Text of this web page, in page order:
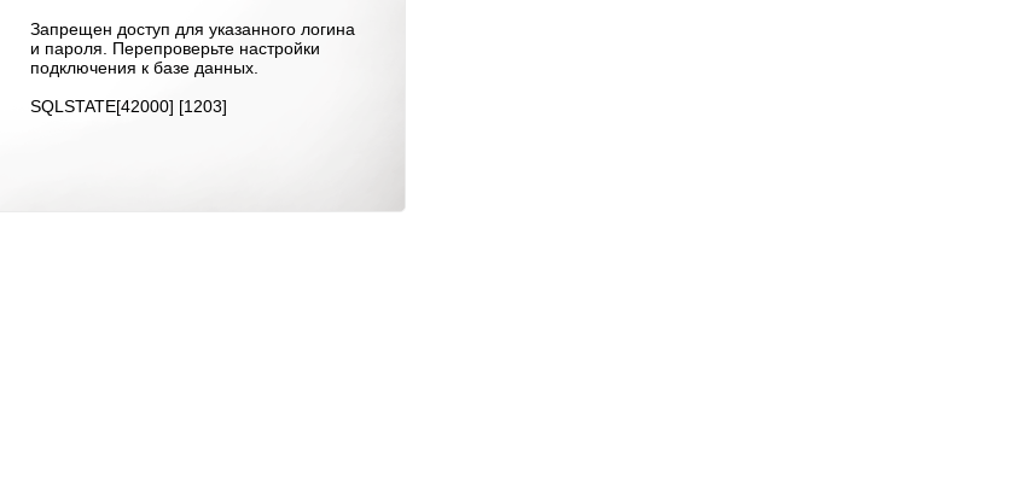
Запрещен доступ для указанного логина
и пароля. Перепроверьте настройки
подключения к базе данных.
SQLSTATE[42000] [1203]